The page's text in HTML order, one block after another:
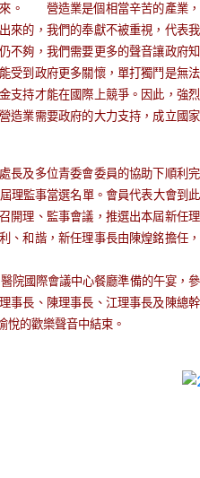
。
營造業是個相當辛苦的產業，
來的，我們的奉獻不被重視，代表我
不夠，我們需要更多的聲音讓政府知
受到政府更多關懷，單打獨鬥是無法
支持才能在國際上競爭。因此，強烈
造業需要政府的大力支持，成立國家
長及多位青委會委員的協助下順利完
理監事當選名單。會員代表大會到此
開理、監事會議，推選出本屆新任理
、和諧，新任理事長由陳煌銘擔任，
院國際會議中心餐廳準備的午宴，參
事長、陳理事長、江理事長及陳總幹
悅的歡樂聲音中結束 。